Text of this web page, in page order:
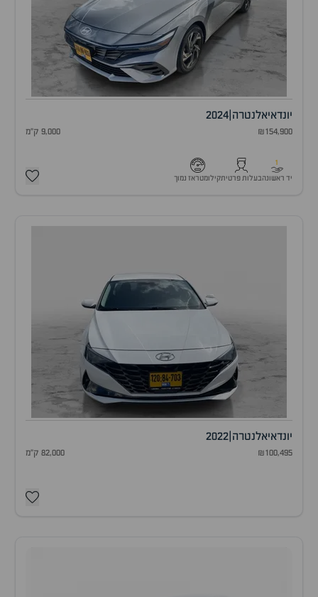
יונדאיאלנטרה 2024
₪154,900 9,000 ק"מ
1
יד ראשונהבעלות פרטיתקילומטראז נמוך
יונדאיאלנטרה 2022
₪100,495 82,000 ק"מ